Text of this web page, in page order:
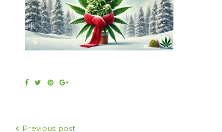
Facebook
TwitterPinterestGoogle+
Навигация
Previous post